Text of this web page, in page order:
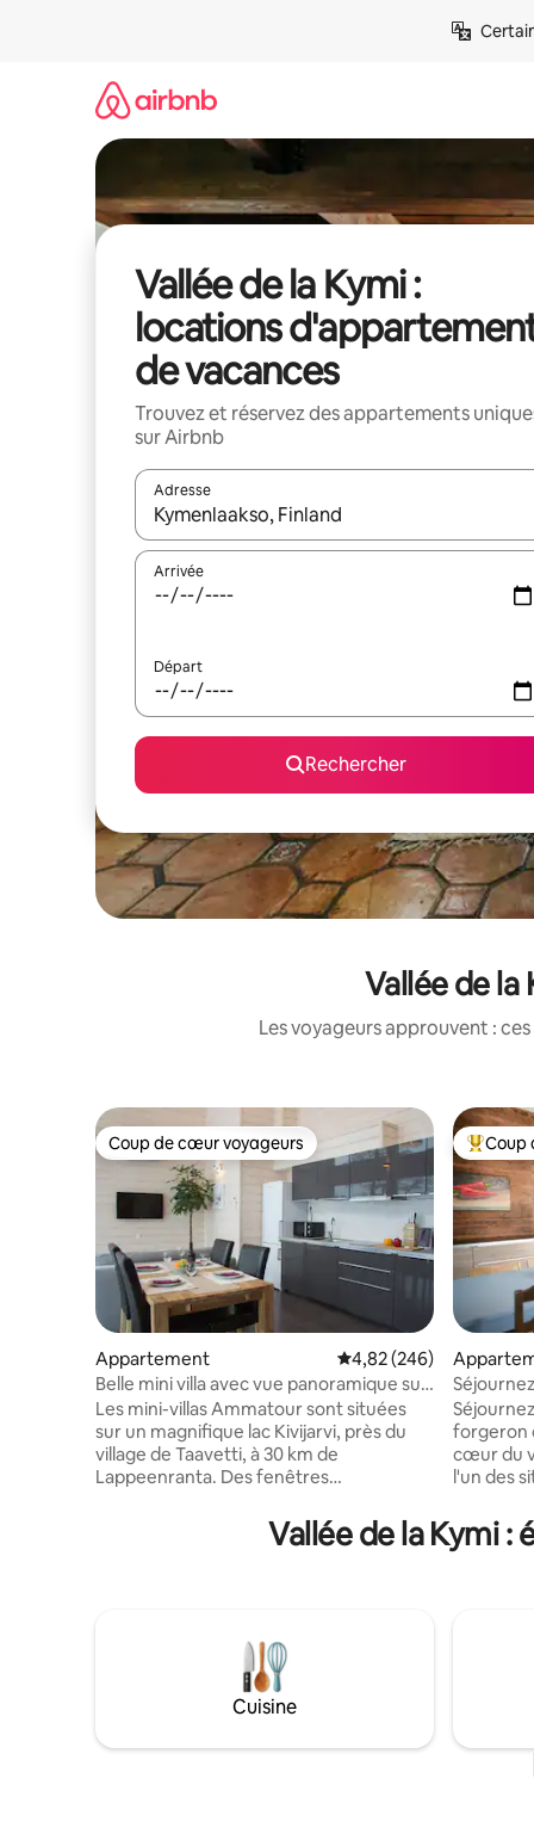
Vallée de la Kymi :
locations
de vacances
Trouvez et réservez des appartements
sur Airbnb
Adresse
Lorsque les résultats s'affichent, utilisez les
Arrivée
Départ
Rechercher
Vallée de
Les voyageurs approuvent :
Coup de cœur voyageurs
Coup de cœur voyageurs
Appartement Évaluation moyenne
4,82 (246)
Belle mini villa avec vue panoramique sur
le lac
Les mini-villas Ammatour sont situées
sur un magnifique lac Kivijarvi, près du
village de Taavetti, à 30 km de
Lappeenranta. Des fenêtres
l'eau, une atmosphère chaleureuse et
toutes les commodités pour un repos
spacieux surplombant le lac, des
appareils électroménagers modernes,
des lits confortables, la télévision par
satellite dans toutes les langues et une
faire des promenades en forêt, profiter
Coups
Coup
1788
forgeron
cœur du
l'un des
notre
meilleure
histoire,
Vallée de la Kymi
Cuisine